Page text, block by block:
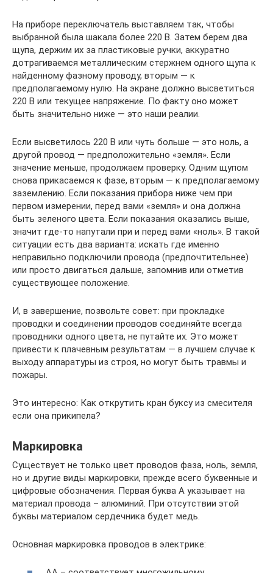
На приборе переключатель выставляем так, чтобы
выбранной была шакала более 220 В. Затем берем два
щупа, держим их за пластиковые ручки, аккуратно
дотрагиваемся металлическим стержнем одного щупа к
найденному фазному проводу, вторым — к
предполагаемому нулю. На экране должно высветиться
220 В или текущее напряжение. По факту оно может
быть значительно ниже — это наши реалии.
Если высветилось 220 В или чуть больше — это ноль, а
другой провод — предположительно «земля». Если
значение меньше, продолжаем проверку. Одним щупом
снова прикасаемся к фазе, вторым — к предполагаемому
заземлению. Если показания прибора ниже чем при
первом измерении, перед вами «земля» и она должна
быть зеленого цвета. Если показания оказались выше,
значит где-то напутали при и перед вами «ноль». В такой
ситуации есть два варианта: искать где именно
неправильно подключили провода (предпочтительнее)
или просто двигаться дальше, запомнив или отметив
существующее положение.
И, в завершение, позвольте совет: при прокладке
проводки и соединении проводов соединяйте всегда
проводники одного цвета, не путайте их. Это может
привести к плачевным результатам — в лучшем случае к
выходу аппаратуры из строя, но могут быть травмы и
пожары.
Это интересно: Как открутить кран буксу из смесителя
если она прикипела?
Маркировка
Существует не только цвет проводов фаза, ноль, земля,
но и другие виды маркировки, прежде всего буквенные и
цифровые обозначения. Первая буква А указывает на
материал провода – алюминий. При отсутствии этой
буквы материалом сердечника будет медь.
Основная маркировка проводов в электрике: